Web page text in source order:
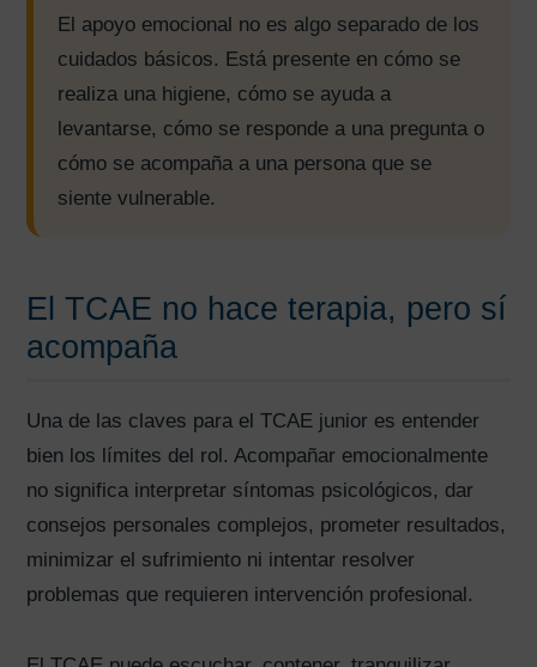
El apoyo emocional no es algo separado de los
cuidados básicos. Está presente en cómo se
realiza una higiene, cómo se ayuda a
levantarse, cómo se responde a una pregunta o
cómo se acompaña a una persona que se
siente vulnerable.
El TCAE no hace terapia, pero sí
acompaña
Una de las claves para el TCAE junior es entender
bien los límites del rol. Acompañar emocionalmente
no significa interpretar síntomas psicológicos, dar
consejos personales complejos, prometer resultados,
minimizar el sufrimiento ni intentar resolver
problemas que requieren intervención profesional.